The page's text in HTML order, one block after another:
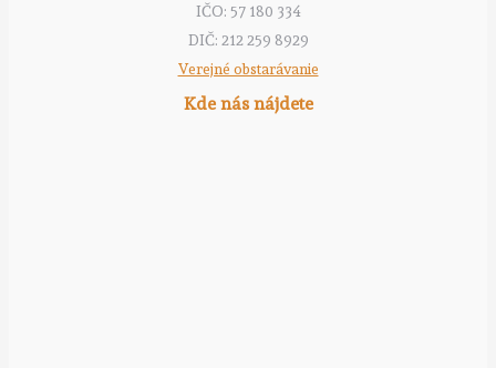
IČO: 57 180 334
DIČ: 212 259 8929
Verejné obstarávanie
Kde nás nájdete